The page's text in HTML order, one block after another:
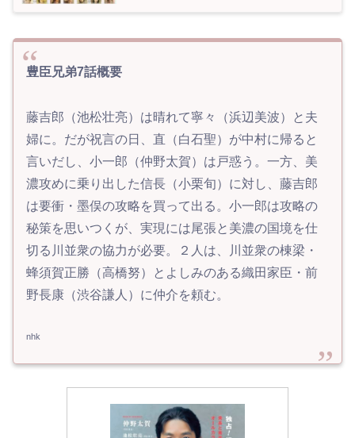
豊臣兄弟7話概要
藤吉郎（池松壮亮）は晴れて寧々（浜辺美波）と夫
婦に。だが祝言の日、直（白石聖）が中村に帰ると
言いだし、小一郎（仲野太賀）は戸惑う。一方、美
濃攻めに乗り出した信長（小栗旬）に対し、藤吉郎
は要衝・墨俣の攻略を買って出る。小一郎は攻略の
秘策を思いつくが、実現には尾張と美濃の国境を仕
切る川並衆の協力が必要。２人は、川並衆の棟梁・
蜂須賀正勝（高橋努）とよしみのある織田家臣・前
野長康（渋谷謙人）に仲介を頼む。
nhk